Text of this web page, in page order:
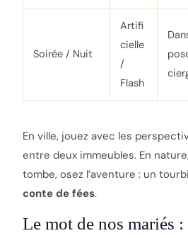
Soirée / Nuit
Artifi
cielle
/
Flash
En ville, jouez avec les
entre deux immeubles. En
tombe, osez l’aventure : un
conte de fées.
Le mot de nos mariés